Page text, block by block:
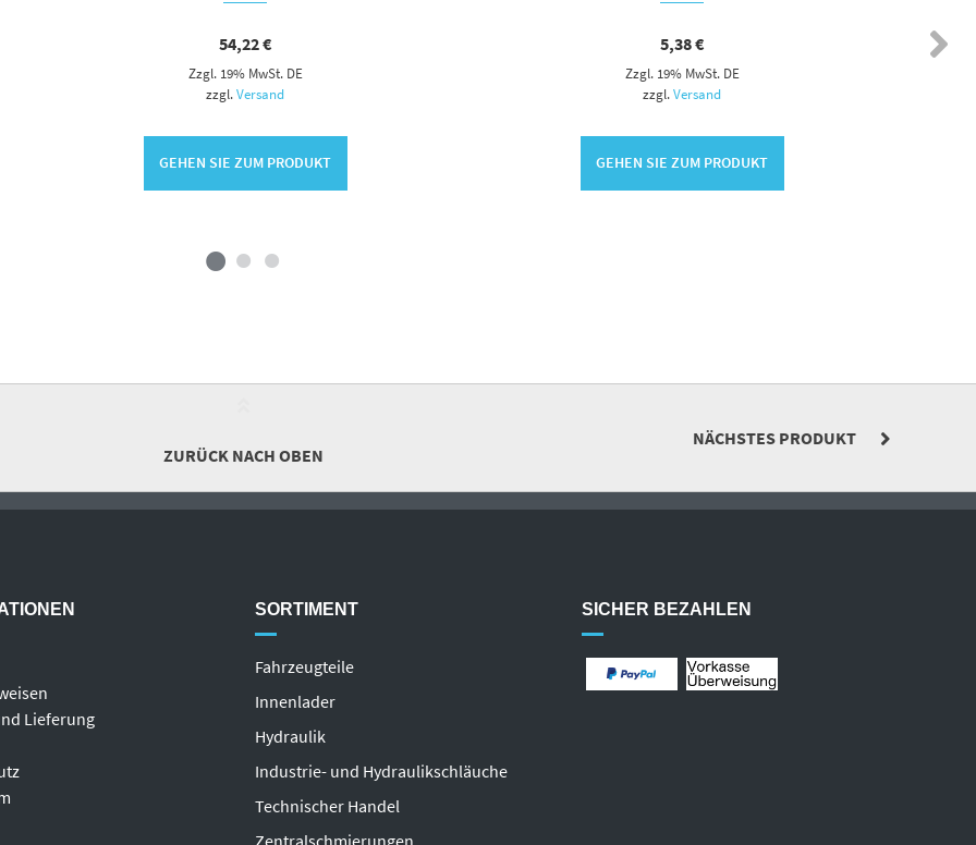
54,22€
Zzgl. 19% MwSt. DE
zzgl.Versand
GEHEN SIE ZUM PRODUKT
5,38€
Zzgl. 19% MwSt. DE
zzgl.Versand
GEHEN SIE ZUM PRODUKT
NÄCHSTES PRODUKT
ZURÜCK NACH OBEN
Lieferung
SORTIMENT
Fahrzeugteile
Innenlader
Hydraulik
Industrie- und Hydraulikschläuche
Technischer Handel
Zentralschmierungen
SICHER BEZAHLEN